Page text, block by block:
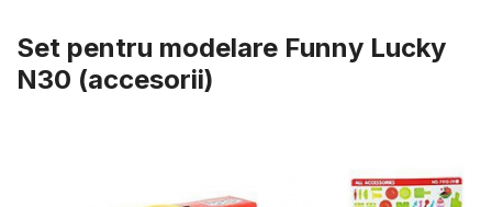
Set pentru modelare Funny Lucky
N30 (accesorii)